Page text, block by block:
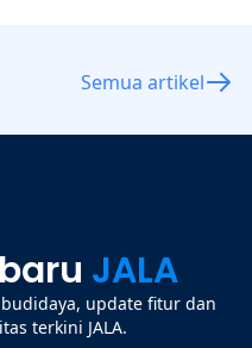
Semua artikel
JALA
update fitur dan
terkini JALA.